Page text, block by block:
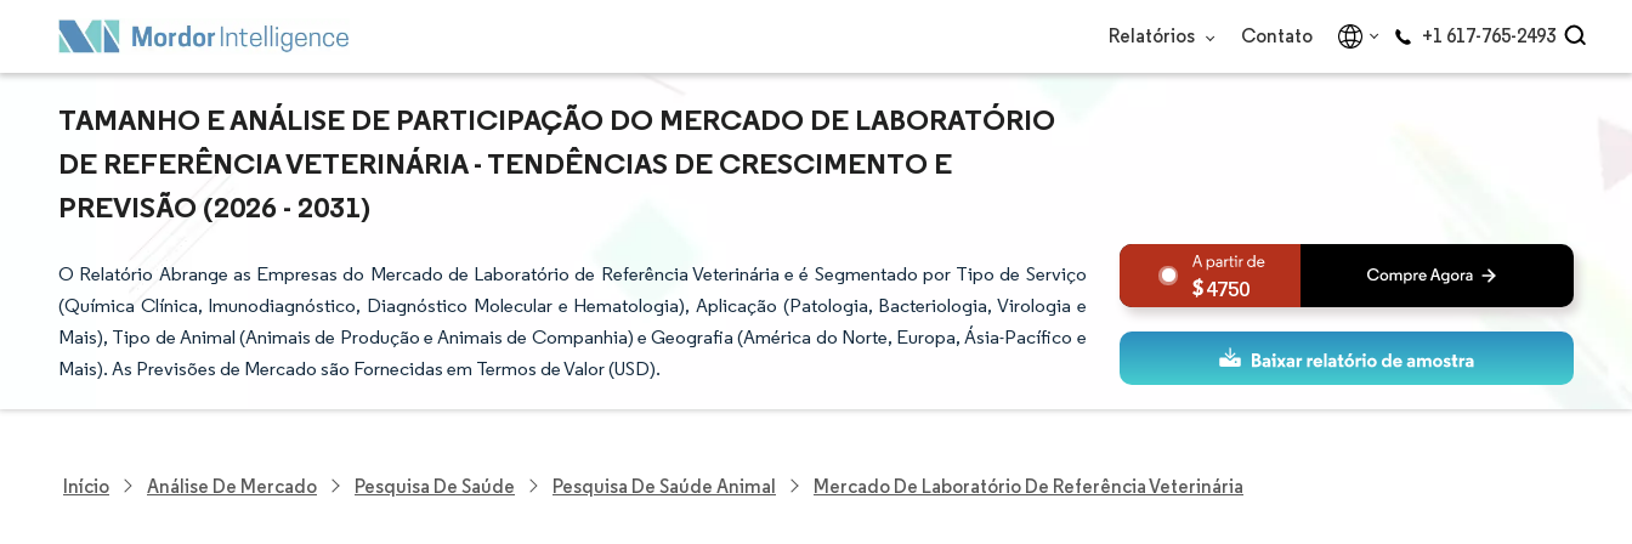
Relatórios Contato +1 617-765-2493
TAMANHO E ANÁLISE DE PARTICIPAÇÃO DO MERCADO DE LABORATÓRIO
DE REFERÊNCIA VETERINÁRIA - TENDÊNCIAS DE CRESCIMENTO E
PREVISÃO (2026 - 2031)
O Relatório Abrange as Empresas do Mercado de Laboratório de Referência Veterinária e é Segmentado por Tipo de Serviço
(Química Clínica, Imunodiagnóstico, Diagnóstico Molecular e Hematologia), Aplicação (Patologia, Bacteriologia, Virologia e
Mais), Tipo de Animal (Animais de Produção e Animais de Companhia) e Geografia (América do Norte, Europa, Ásia-Pacífico e
Mais). As Previsões de Mercado são Fornecidas em Termos de Valor (USD).
4750
Início Análise De Mercado Pesquisa De Saúde Pesquisa De Saúde Animal Mercado De Laboratório De Referência Veterinária